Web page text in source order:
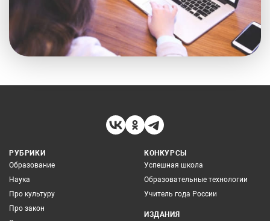
РУБРИКИ
Образование
Наука
Про культуру
Про закон
КОНКУРСЫ
Успешная школа
Образовательные технологии
Учитель года России
ИЗДАНИЯ